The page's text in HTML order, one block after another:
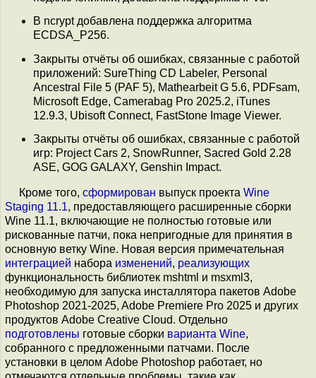
В ncrypt добавлена поддержка алгоритма
ECDSA_P256.
Закрыты отчёты об ошибках, связанные с работой
приложений: SureThing CD Labeler, Personal
Ancestral File 5 (PAF 5), Mathearbeit G 5.6, PDFsam,
Microsoft Edge, Camerabag Pro 2025.2, iTunes
12.9.3, Ubisoft Connect, FastStone Image Viewer.
Закрыты отчёты об ошибках, связанные с работой
игр: Project Cars 2, SnowRunner, Sacred Gold 2.28
ASE, GOG GALAXY, Genshin Impact.
Кроме того, сформирован выпуск проекта Wine
Staging 11.1, предоставляющего расширенные сборки
Wine 11.1, включающие не полностью готовые или
рискованные патчи, пока непригодные для принятия в
основную ветку Wine. Новая версия примечательная
интеграцией набора изменений, реализующих
функциональность библиотек mshtml и msxml3,
необходимую для запуска инсталлятора пакетов Adobe
Photoshop 2021-2025, Adobe Premiere Pro 2025 и других
продуктов Adobe Creative Cloud. Отдельно
подготовлены готовые сборки варианта Wine,
собранного с предложенными патчами. После
установки в целом Adobe Photoshop работает, но